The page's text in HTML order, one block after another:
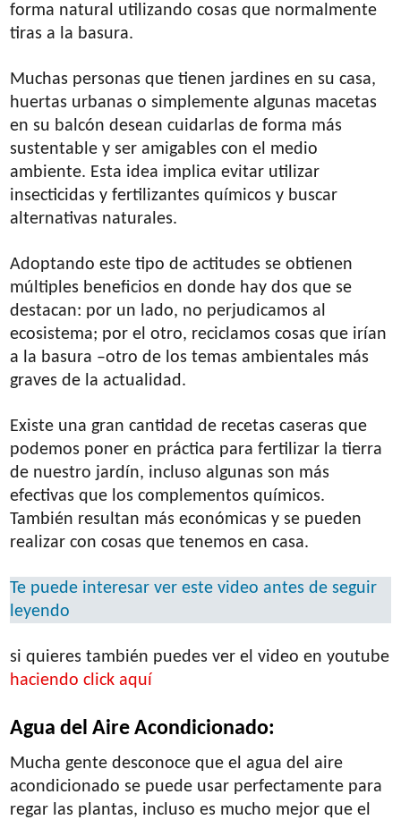
forma natural utilizando cosas que normalmente
tiras a la basura.
Muchas personas que tienen jardines en su casa,
huertas urbanas o simplemente algunas macetas
en su balcón desean cuidarlas de forma más
sustentable y ser amigables con el medio
ambiente. Esta idea implica evitar utilizar
insecticidas y fertilizantes químicos y buscar
alternativas naturales.
Adoptando este tipo de actitudes se obtienen
múltiples beneficios en donde hay dos que se
destacan: por un lado, no perjudicamos al
ecosistema; por el otro, reciclamos cosas que irían
a la basura –otro de los temas ambientales más
graves de la actualidad.
Existe una gran cantidad de recetas caseras que
podemos poner en práctica para fertilizar la tierra
de nuestro jardín, incluso algunas son más
efectivas que los complementos químicos.
También resultan más económicas y se pueden
realizar con cosas que tenemos en casa.
Te puede interesar ver este video antes de seguir
leyendo
si quieres también puedes ver el video en youtube
haciendo click aquí
Agua del Aire Acondicionado:
Mucha gente desconoce que el agua del aire
acondicionado se puede usar perfectamente para
regar las plantas, incluso es mucho mejor que el